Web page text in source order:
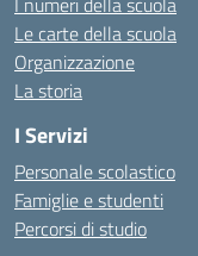
Le carte della scuola
Organizzazione
La storia
I Servizi
Personale scolastico
Famiglie e studenti
Percorsi di studio